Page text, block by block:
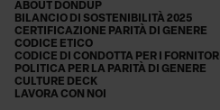
ABOUT DONDUP
BILANCIO DI SOSTENIBILITÀ 2025
CERTIFICAZIONE PARITÀ DI GENERE
CODICE ETICO
CODICE DI CONDOTTA PER I FORNITORI
POLITICA PER LA PARITÀ DI GENERE
CULTURE DECK
LAVORA CON NOI